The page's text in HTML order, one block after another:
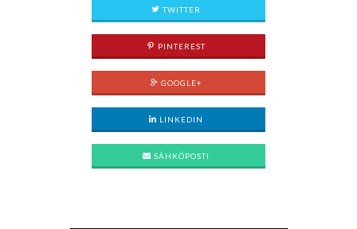
TWITTER
PINTEREST
GOOGLE+
LINKEDIN
SÄHKÖPOSTI